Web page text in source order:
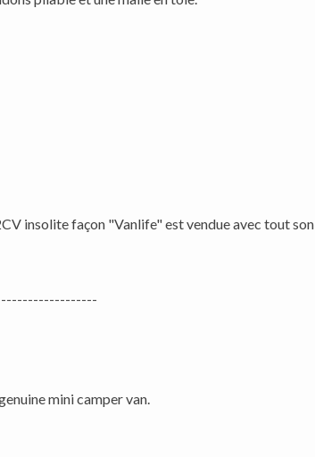
insolite façon "Vanlife" est vendue avec tout son
mini camper van.